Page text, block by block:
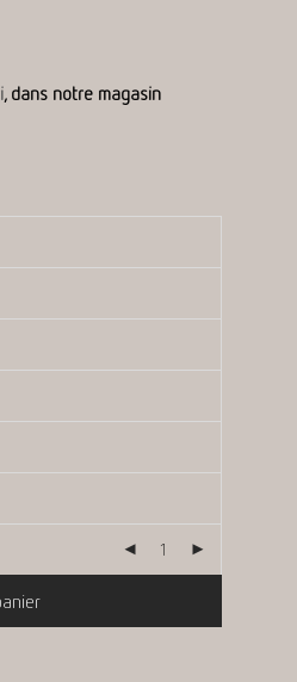
, dans notre magasin